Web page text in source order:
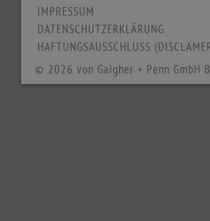
IMPRESSUM
DATENSCHUTZERKLÄRUNG
HAFTUNGSAUSSCHLUSS
© 2026 von Gaigher + Penn GmbH